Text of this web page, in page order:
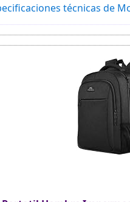
amplio espacio para
bien distribuidos. Incluye
secundaria, lo que facilita
Esta mochilas escolares
para una mayor
un extra de seguridad en los
espacio principal, la
su distribución funcional
Esta mochila escolar
Su capacidad de 30L,
excursiones y viajes cortos.
técnicas de